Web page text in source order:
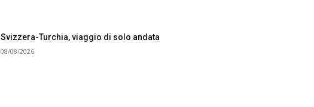
Svizzera-Turchia, viaggio di solo andata
08/08/2026